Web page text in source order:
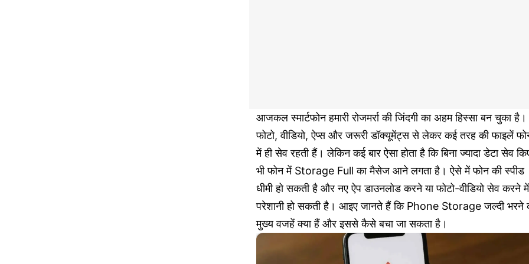
आजकल स्मार्टफोन हमारी रोजमर्रा की जिंदगी का अहम हिस्सा बन चुका है।
फोटो, वीडियो, ऐप्स और जरूरी डॉक्यूमेंट्स से लेकर कई तरह की फाइलें
में ही सेव रहती हैं। लेकिन कई बार ऐसा होता है कि बिना ज्यादा डेटा सेव
भी फोन में Storage Full का मैसेज आने लगता है। ऐसे में फोन की स्पीड
धीमी हो सकती है और नए ऐप डाउनलोड करने या फोटो-वीडियो सेव करने में
परेशानी हो सकती है। आइए जानते हैं कि Phone Storage जल्दी भरने
मुख्य वजहें क्या हैं और इससे कैसे बचा जा सकता है।